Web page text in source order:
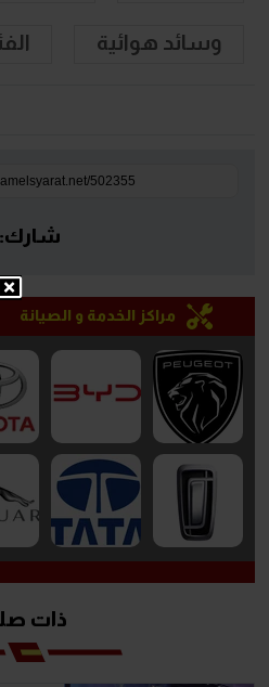
وسائد هوائية
شارك:
مراكز الخدمة و الصيانة
ذات